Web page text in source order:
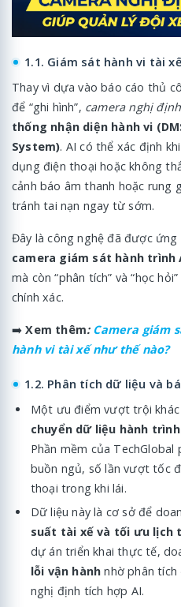
1.1. Giám sát hành vi tài
Thay vì dựa vào báo cáo thủ
để “ghi hình”, camera nghị
thống nhận diện hành vi
System). AI có thể xác định
dụng điện thoại hoặc không
cảnh báo âm thanh hoặc
tránh tai nạn ngay từ sớm.
Đây là công nghệ đã được
camera giám sát hành trình
mà còn “phân tích” và “học
chính xác.
➡️ Xem thêm: Camera giám
hành vi tài xế như thế nào?
1.2. Phân tích dữ liệu và
Một ưu điểm vượt trội
chuyển dữ liệu hành
Phần mềm của
buồn ngủ, số lần vượt tốc
thoại trong khi lái.
Dữ liệu này là cơ sở để
suất tài xế và tối ưu lịch
dự án triển khai thực tế,
lỗi vận hành nhờ phân
nghị định tích hợp AI.